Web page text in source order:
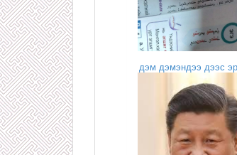
дэм дэмэндээ дээс